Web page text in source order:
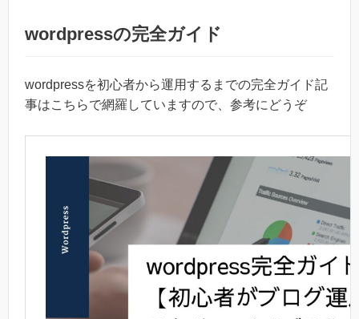
wordpressの完全ガイド
wordpressを初心者から運用するまでの完全ガイド記
事はこちらで網羅していますので、参考にどうぞ